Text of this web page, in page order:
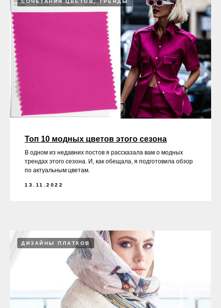
Топ 10 модных цветов этого сезона
В одном из недавних постов я рассказала вам о модных
трендах этого сезона. И, как обещала, я подготовила обзор
по актуальным цветам.
13.11.2022
ДИЗАЙНЫ ПЛАТКОВ